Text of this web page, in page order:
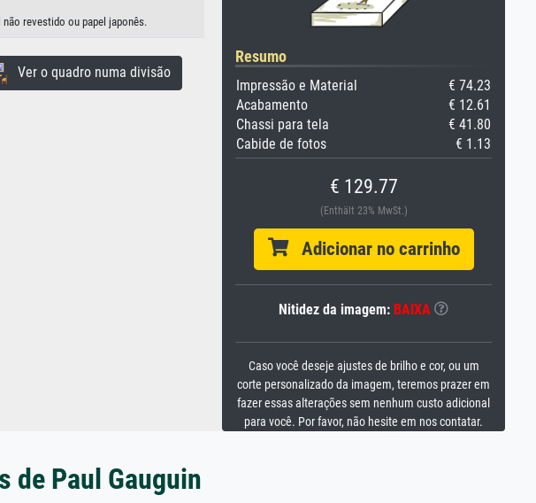
revestido ou papel japonês.
Ver o quadro numa divisão
Resumo
Impressão e Material
€ 74.23
Acabamento
€ 12.61
Chassi para tela
€ 41.80
Cabide de fotos
€ 1.13
€ 129.77
(Enthält 23% MwSt.)
Adicionar no carrinho
Nitidez da imagem: BAIXA
Caso você deseje ajustes de brilho e cor, ou um
corte personalizado da imagem, teremos prazer em
fazer essas alterações sem nenhum custo adicional
para você. Por favor, não hesite em nos contatar.
de Paul Gauguin